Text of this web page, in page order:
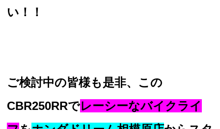
い！！
ご検討中の皆様も是非、この
CBR250RRでレーシーなバイクライ